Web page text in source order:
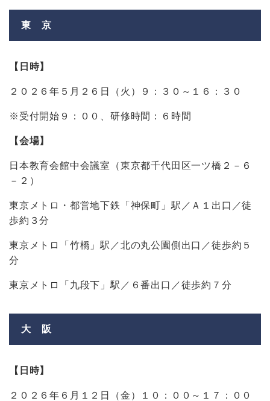
東 京
【日時】
２０２６年５月２６日（火）９：３０～１６：３０
※受付開始９：００、研修時間：６時間
【会場】
日本教育会館中会議室（東京都千代田区一ツ橋２－６
－２）
東京メトロ・都営地下鉄「神保町」駅／Ａ１出口／徒
歩約３分
東京メトロ「竹橋」駅／北の丸公園側出口／徒歩約５
分
東京メトロ「九段下」駅／６番出口／徒歩約７分
大 阪
【日時】
２０２６年６月１２日（金）１０：００～１７：００